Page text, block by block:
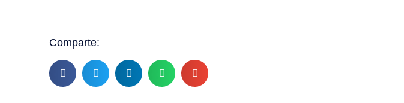
Comparte: